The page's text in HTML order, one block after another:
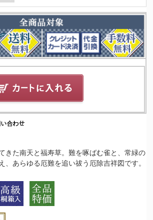
きた南天と福寿草。難を啄ばむ雀と、常緑の
、あらゆる厄難を追い祓う厄除吉祥図です。